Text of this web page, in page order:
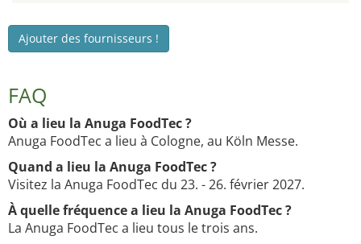
Ajouter des fournisseurs !
FAQ
Où a lieu la Anuga FoodTec ?
Anuga FoodTec a lieu à Cologne, au Köln Messe.
Quand a lieu la Anuga FoodTec ?
Visitez la Anuga FoodTec du 23. - 26. février 2027.
À quelle fréquence a lieu la Anuga FoodTec ?
La Anuga FoodTec a lieu tous le trois ans.